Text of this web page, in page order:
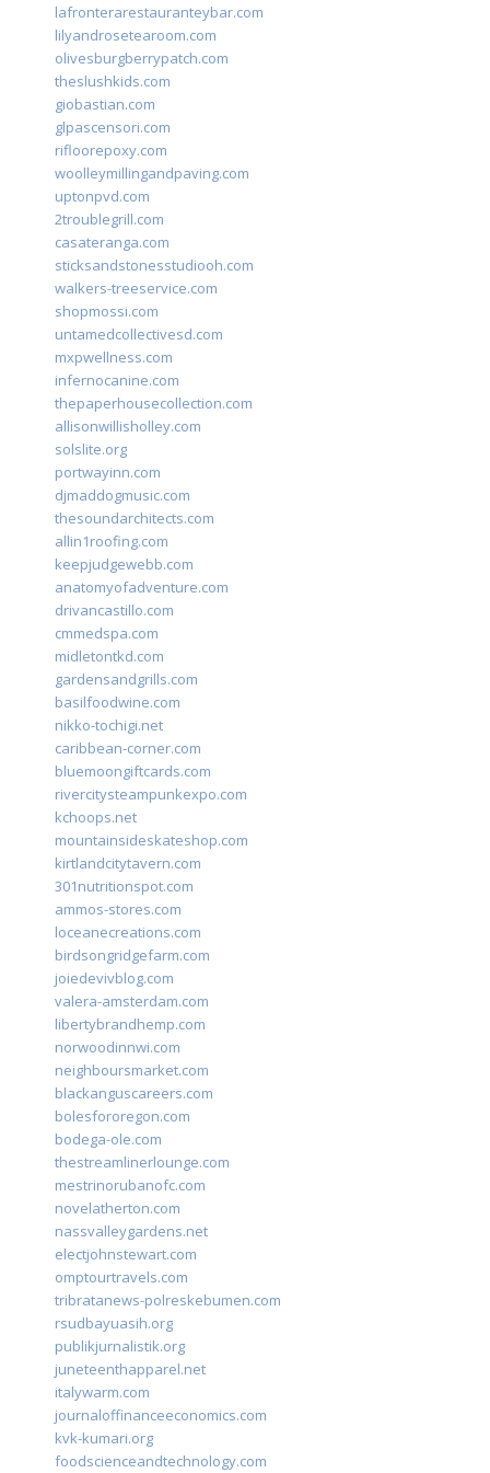
lafronterarestauranteybar.com
lilyandrosetearoom.com
olivesburgberrypatch.com
theslushkids.com
giobastian.com
glpascensori.com
rifloorepoxy.com
woolleymillingandpaving.com
uptonpvd.com
2troublegrill.com
casateranga.com
sticksandstonesstudiooh.com
walkers-treeservice.com
shopmossi.com
untamedcollectivesd.com
mxpwellness.com
infernocanine.com
thepaperhousecollection.com
allisonwillisholley.com
solslite.org
portwayinn.com
djmaddogmusic.com
thesoundarchitects.com
allin1roofing.com
keepjudgewebb.com
anatomyofadventure.com
drivancastillo.com
cmmedspa.com
midletontkd.com
gardensandgrills.com
basilfoodwine.com
nikko-tochigi.net
caribbean-corner.com
bluemoongiftcards.com
rivercitysteampunkexpo.com
kchoops.net
mountainsideskateshop.com
kirtlandcitytavern.com
301nutritionspot.com
ammos-stores.com
loceanecreations.com
birdsongridgefarm.com
joiedevivblog.com
valera-amsterdam.com
libertybrandhemp.com
norwoodinnwi.com
neighboursmarket.com
blackanguscareers.com
bolesfororegon.com
bodega-ole.com
thestreamlinerlounge.com
mestrinorubanofc.com
novelatherton.com
nassvalleygardens.net
electjohnstewart.com
omptourtravels.com
tribratanews-polreskebumen.com
rsudbayuasih.org
publikjurnalistik.org
juneteenthapparel.net
italywarm.com
journaloffinanceeconomics.com
kvk-kumari.org
foodscienceandtechnology.com